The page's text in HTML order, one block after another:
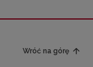
Wróć na górę